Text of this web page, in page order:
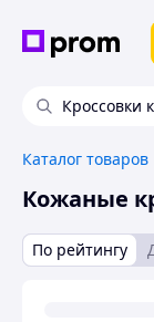
Кроссовки
Каталог товаров
Кожаные
По рейтингу